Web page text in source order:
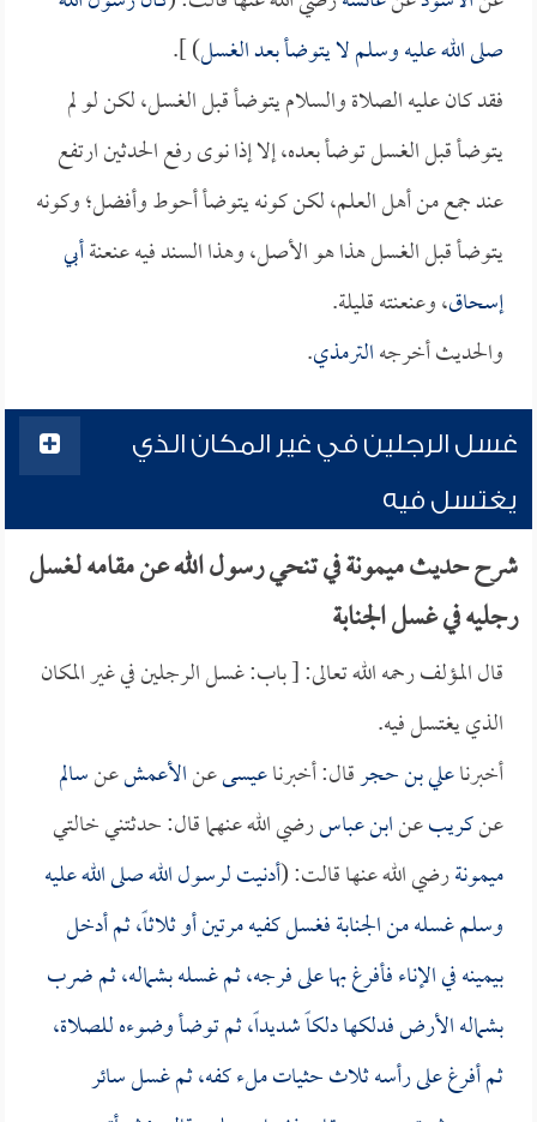
صلى الله عليه وسلم لا يتوضأ بعد الغسل) ].
فقد كان عليه الصلاة والسلام يتوضأ قبل الغسل، لكن لو لم
يتوضأ قبل الغسل توضأ بعده، إلا إذا نوى رفع الحدثين ارتفع
عند جمع من أهل العلم، لكن كونه يتوضأ أحوط وأفضل؛ وكونه
يتوضأ قبل الغسل هذا هو الأصل، وهذا السند فيه عنعنةأبي
إسحاق، وعنعنته قليلة.
والحديث أخرجهالترمذي.
غسل الرجلين في غير المكان الذي
يغتسل فيه
شرح حديث ميمونة في تنحي رسول الله عن مقامه لغسل
رجليه في غسل الجنابة
قال المؤلف رحمه الله تعالى: [ باب: غسل الرجلين في غير المكان
الذي يغتسل فيه.
أخبرناعلي بن حجرقال: أخبرناعيسىعنالأعمشعنسالم
عنكريبعنابن عباسرضي الله عنهما قال: حدثتني خالتي
ميمونةرضي الله عنها قالت: (أدنيت لرسول الله صلى الله عليه
وسلم غسله من الجنابة فغسل كفيه مرتين أو ثلاثاً، ثم أدخل
بيمينه في الإناء فأفرغ بها على فرجه، ثم غسله بشماله، ثم ضرب
بشماله الأرض فدلكها دلكاً شديداً، ثم توضأ وضوءه للصلاة،
ثم أفرغ على رأسه ثلاث حثيات ملء كفه، ثم غسل سائر